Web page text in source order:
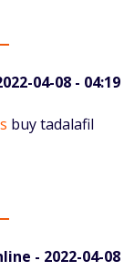
04-08 - 04:19
buy tadalafil
- 2022-04-